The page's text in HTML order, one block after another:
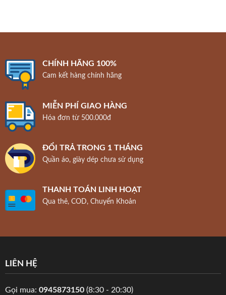
CHÍNH HÃNG 100%
Cam kết hàng chính hãng
MIỄN PHÍ GIAO HÀNG
Hóa đơn từ 500.000đ
ĐỔI TRẢ TRONG 1 THÁNG
Quần áo, giày dép chưa sử dụng
THANH TOÁN LINH HOẠT
Qua thẻ, COD, Chuyển Khoản
LIÊN HỆ
Gọi mua: 0945873150(8:30 - 20:30)